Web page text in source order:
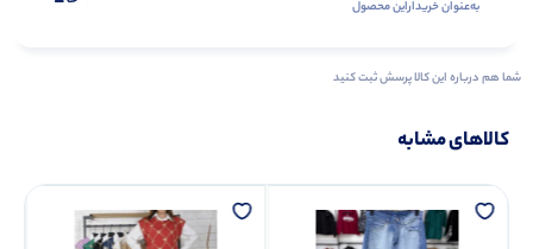
به‌عنوان ‌خریدار‌این‌ محصول
شما هم درباره این کالا پرسش ثبت کنید
کالاهای مشابه